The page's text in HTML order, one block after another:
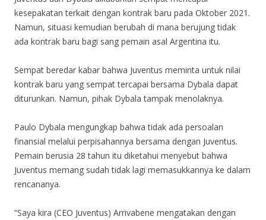
kesepakatan terkait dengan kontrak baru pada Oktober 2021.
Namun, situasi kemudian berubah di mana berujung tidak
ada kontrak baru bagi sang pemain asal Argentina itu.
Sempat beredar kabar bahwa Juventus meminta untuk nilai
kontrak baru yang sempat tercapai bersama Dybala dapat
diturunkan. Namun, pihak Dybala tampak menolaknya.
Paulo Dybala mengungkap bahwa tidak ada persoalan
finansial melalui perpisahannya bersama dengan Juventus.
Pemain berusia 28 tahun itu diketahui menyebut bahwa
Juventus memang sudah tidak lagi memasukkannya ke dalam
rencananya.
“Saya kira (CEO Juventus) Arrivabene mengatakan dengan